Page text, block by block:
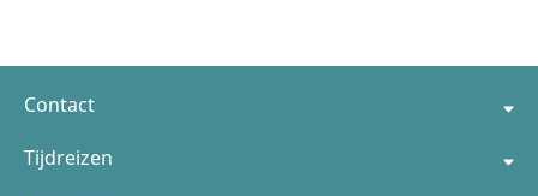
Contact
Tijdreizen